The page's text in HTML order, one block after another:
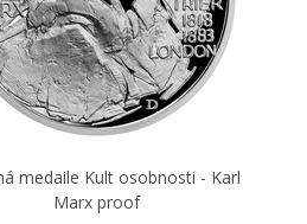
medaile Kult osobnosti - Karl
Marx proof